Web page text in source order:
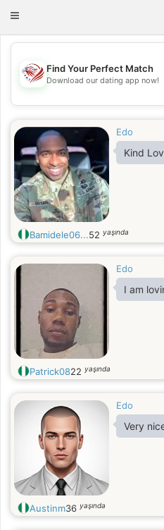
Toggle
💖
💕
Find Your Perfect Match
Download our dating app now!
Edo
Kind
Bamidele06...52 yaşında
Edo
I am
Patrick0822 yaşında
Edo
Very
Austinm36 yaşında